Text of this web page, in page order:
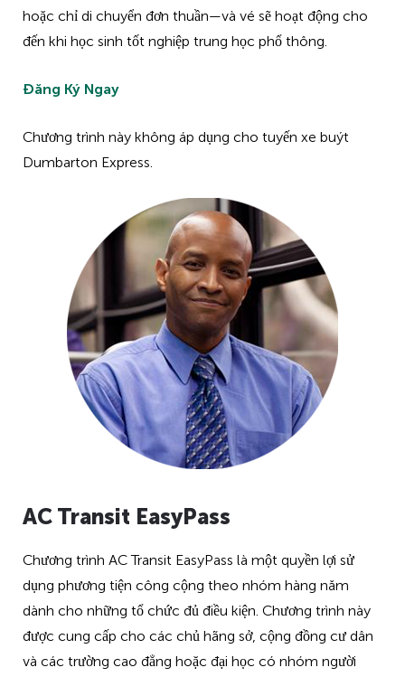
hoặc chỉ di chuyển đơn thuần—và vé sẽ hoạt động cho
đến khi học sinh tốt nghiệp trung học phổ thông.
Đăng Ký Ngay
Chương trình này không áp dụng cho tuyến xe buýt
Dumbarton Express.
AC Transit EasyPass
Chương trình AC Transit EasyPass là một quyền lợi sử
dụng phương tiện công cộng theo nhóm hàng năm
dành cho những tổ chức đủ điều kiện. Chương trình này
được cung cấp cho các chủ hãng sở, cộng đồng cư dân
và các trường cao đẳng hoặc đại học có nhóm người